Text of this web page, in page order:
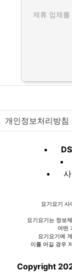
제휴 업체를
개인정보처리방침
요기요기 사
요기요기는 정보
어떤
요기요기에
이를 어길 경우
Copyright